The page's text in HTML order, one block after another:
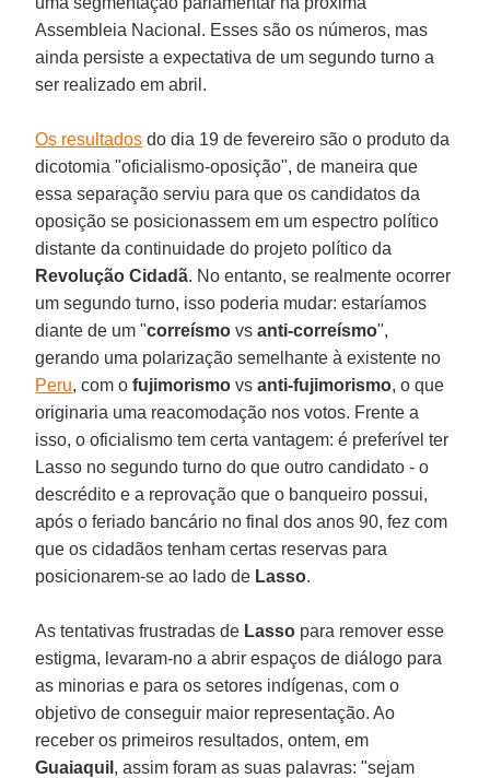
Assembleia Nacional. Esses são os números, mas
ainda persiste a expectativa de um segundo turno a
ser realizado em abril.
Os resultados do dia 19 de fevereiro são o produto da
dicotomia "oficialismo-oposição", de maneira que
essa separação serviu para que os candidatos da
oposição se posicionassem em um espectro político
distante da continuidade do projeto político da
Revolução Cidadã. No entanto, se realmente ocorrer
um segundo turno, isso poderia mudar: estaríamos
diante de um "correísmo vsanti-correísmo",
gerando uma polarização semelhante à existente no
Peru, com ofujimorismo vs anti-fujimorismo, o que
originaria uma reacomodação nos votos. Frente a
isso, o oficialismo tem certa vantagem: é preferível ter
Lasso no segundo turno do que outro candidato - o
descrédito e a reprovação que o banqueiro possui,
após o feriado bancário no final dos anos 90, fez com
que os cidadãos tenham certas reservas para
posicionarem-se ao lado de Lasso.
As tentativas frustradas de Lasso para remover esse
estigma, levaram-no a abrir espaços de diálogo para
as minorias e para os setores indígenas, com o
objetivo de conseguir maior representação. Ao
receber os primeiros resultados, ontem, em
Guaiaquil , assim foram as suas palavras: "sejam